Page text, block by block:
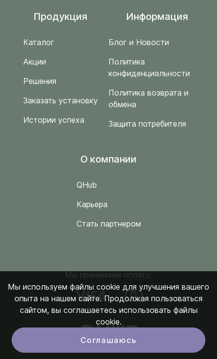
Продукция
Каталог
Акции
Решения
Заказать установку
Истории успеха
Информация
Блог и Новости
Политика
конфиденциальности
Политика возврата и
обмена
Защита потребителя
O компании
QHub
Карьера
Стать партнером
Мы принимаем оплату:
Мы используем файлы cookie для улучшения вашего
опыта на нашем сайте. Продолжая пользоваться
сайтом, вы соглашаетесь использовать файлы
cookie.
Соглашаюсь